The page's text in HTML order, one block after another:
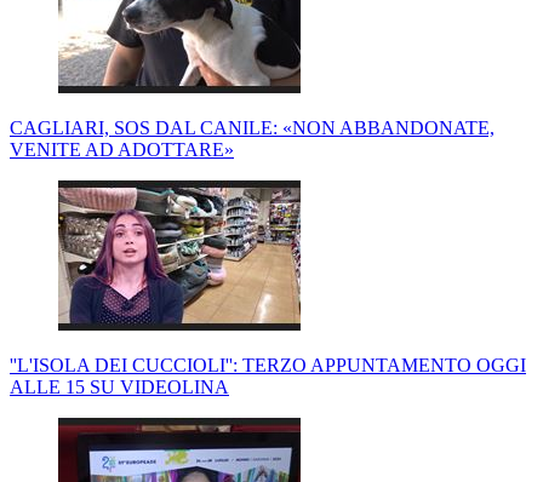
CAGLIARI, SOS DAL CANILE: «NON ABBANDONATE,
VENITE AD ADOTTARE»
''L'ISOLA DEI CUCCIOLI'': TERZO APPUNTAMENTO OGGI
ALLE 15 SU VIDEOLINA